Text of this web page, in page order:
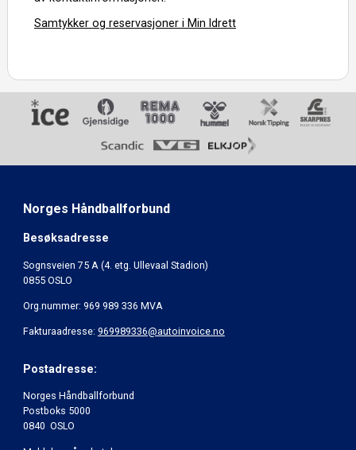
Samtykker og reservasjoner i Min Idrett
Norges Håndballforbund
Besøksadresse
Sognsveien 75 A (4. etg. Ullevaal Stadion)
0855 OSLO
Org.nummer: 969 989 336 MVA
Fakturaadresse: 969989336@autoinvoice.no
Postadresse:
Norges Håndballforbund
Postboks 5000
0840 OSLO